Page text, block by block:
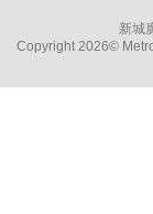
新城
Copyright 2026©